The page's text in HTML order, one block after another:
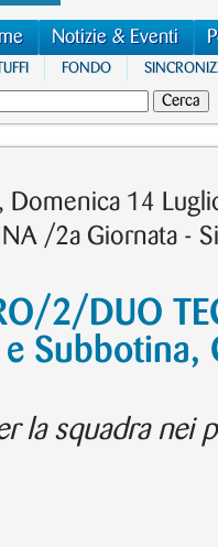
Notizie & Eventi
FONDO
Domenica 14
/2a Giornata -
2/DUO
Subbotina,
la squadra nei